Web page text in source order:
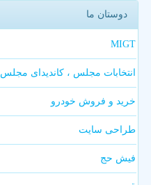
دوستان ما
MIGT
انتخابات مجلس ، کاندیدای مجلس
خرید و فروش خودرو
طراحی سایت
فیش حج